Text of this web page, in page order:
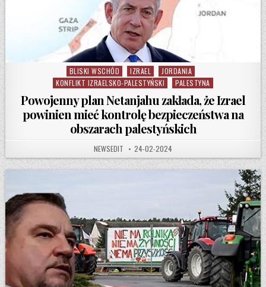
Posted in
BLISKI WSCHÓD IZRAEL
JORDANIA
KONFLIKT IZRAELSKO-PALESTYŃSKI
PALESTYNA
Powojenny plan Netanjahu zakłada, że Izrael
powinien mieć kontrolę bezpieczeństwa na
obszarach palestyńskich
AUTHOR:
NEWSEDIT PUBLISHED DATE:
24-02-2024